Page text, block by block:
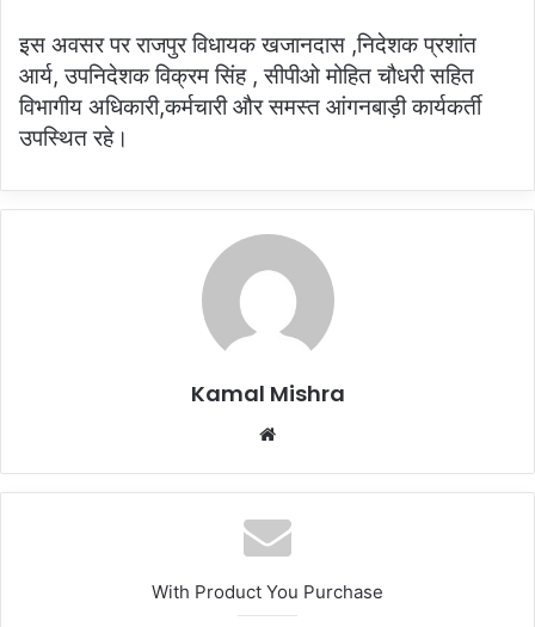
इस अवसर पर राजपुर विधायक खजानदास ,निदेशक प्रशांत
आर्य, उपनिदेशक विक्रम सिंह , सीपीओ मोहित चौधरी सहित
विभागीय अधिकारी,कर्मचारी और समस्त आंगनबाड़ी कार्यकर्ती
उपस्थित रहे।
Kamal Mishra
Website
With Product You Purchase